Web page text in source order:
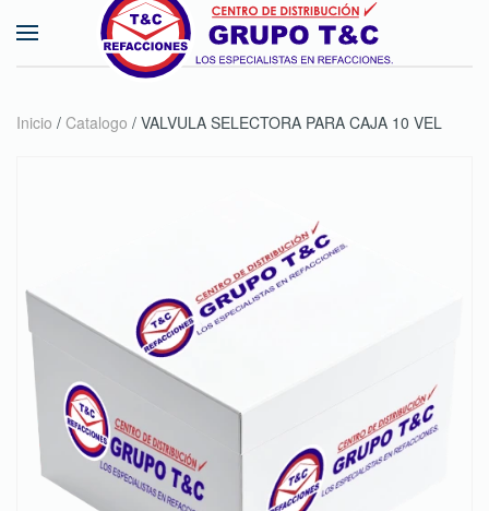
Skip to main content
Inicio / Catalogo / VALVULA SELECTORA PARA CAJA 10 VEL